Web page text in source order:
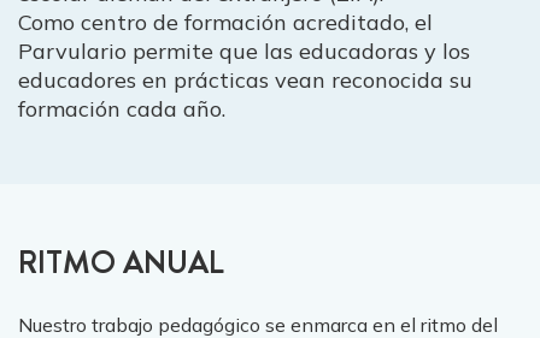
Como centro de formación acreditado, el
Parvulario permite que las educadoras y los
educadores en prácticas vean reconocida su
formación cada año.
RITMO ANUAL
Nuestro trabajo pedagógico se enmarca en el ritmo del